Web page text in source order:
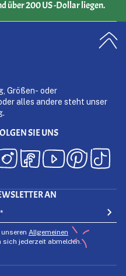
über 200 US -Dollar liegen.
Größen- oder
alles andere steht unser
SIE UNS
AN
Allgemeinen
sich jederzeit abmelden.